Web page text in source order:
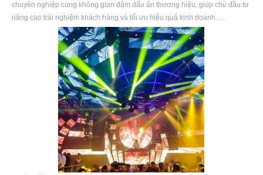
chuyên nghiệp cùng không gian đậm dấu ấn thương hiệu, giúp chủ đầu tư
nâng cao trải nghiệm khách hàng và tối ưu hiệu quả kinh doanh. ...